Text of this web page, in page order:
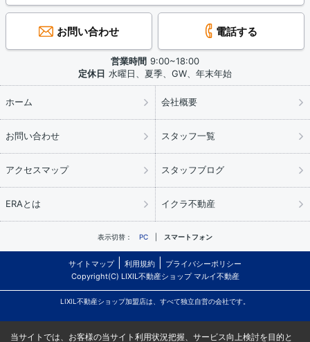
お問い合わせ 電話する
営業時間 9:00~18:00
定休日 水曜日、夏季、GW、年末年始
ホーム 会社概要
お問い合わせ スタッフ一覧
アクセスマップ スタッフブログ
ERAとは イクラ不動産
表示切替： PC スマートフォン
サイトマップ 利用規約
プライバシーポリシー
Copyright(C) LIXIL不動産ショップ マルイ不動産
LIXIL不動産ショップ加盟店は、すべて独立自営の会社です。
当サイトでは、お客様の当サイト利用状況把握、サービス向上検討を目的と